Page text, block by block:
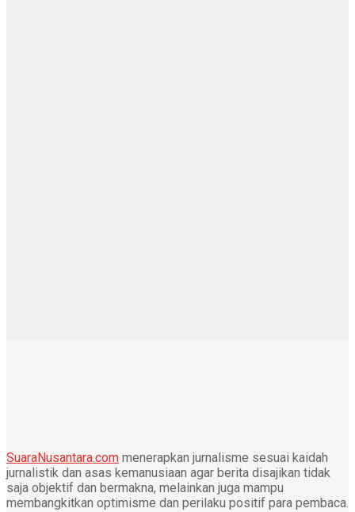
SuaraNusantara.com menerapkan jurnalisme sesuai kaidah
jurnalistik dan asas kemanusiaan agar berita disajikan tidak
saja objektif dan bermakna, melainkan juga mampu
membangkitkan optimisme dan perilaku positif para pembaca.